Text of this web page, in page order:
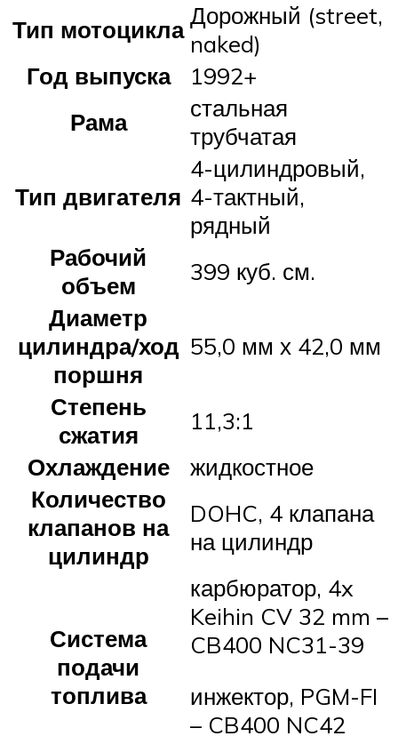
Тип мотоцикла Дорожный (street,
naked)
Год выпуска
1992+
Рама
стальная
трубчатая
Тип двигателя
4-цилиндровый,
4-тактный,
рядный
Рабочий
объем
399 куб. см.
Диаметр
цилиндра/ход
поршня
55,0 мм х 42,0 мм
Степень
сжатия
11,3:1
Охлаждение
жидкостное
Количество
клапанов на
цилиндр
DOHC, 4 клапана
на цилиндр
Система
подачи
топлива
карбюратор, 4x
Keihin CV 32 mm –
CB400 NC31-39
инжектор, PGM-FI
– CB400 NC42